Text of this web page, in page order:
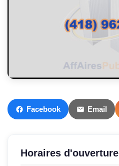
Facebook Email
Horaires d'ouverture